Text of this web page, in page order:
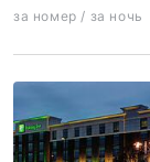
за номер / за ночь